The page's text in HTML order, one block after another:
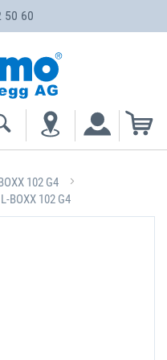
50 60
102 G4
BOXX 102 G4